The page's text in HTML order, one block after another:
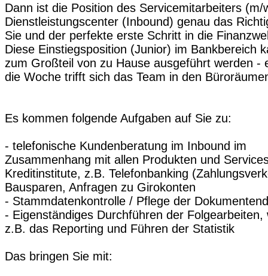
Dann ist die Position des Servicemitarbeiters (m/
Dienstleistungscenter (Inbound) genau das
Sie und der perfekte erste Schritt in die
Diese Einstiegsposition (Junior) im Bankbereich
zum Großteil von zu Hause ausgeführt werden -
die Woche trifft sich das Team in den
Es kommen folgende Aufgaben auf Sie zu:
- telefonische Kundenberatung im Inbound im
Zusammenhang mit allen Produkten und
Kreditinstitute, z.B. Telefonbanking
Bausparen, Anfragen zu Girokonten
- Stammdatenkontrolle / Pflege der
- Eigenständiges Durchführen der Folgearbeiten,
z.B. das Reporting und Führen der Statistik
Das bringen Sie mit: